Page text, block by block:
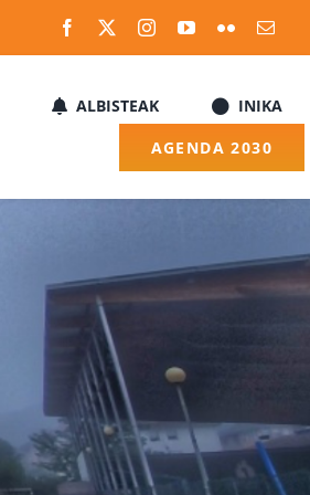
ALBISTEAK
INIKA
AGENDA 2030